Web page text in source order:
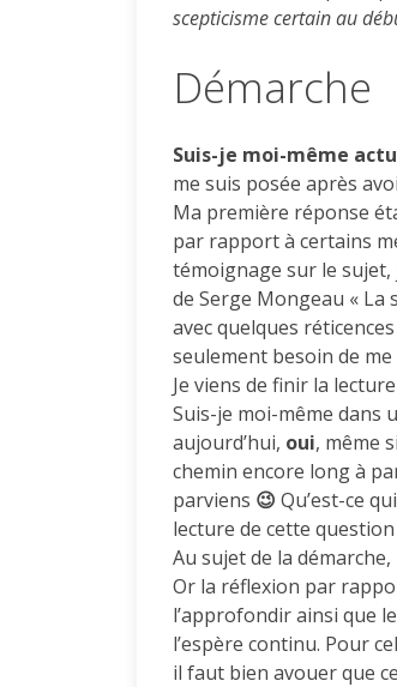
scepticisme certain au
Démarche
Suis-je moi-même
me suis posée après
Ma première réponse
par rapport à certains
témoignage sur le sujet,
de Serge Mongeau « La
avec quelques
seulement besoin de
Je viens de finir la
Suis-je moi-même dans
aujourd’hui, oui, même
chemin encore long à
parviens 😉 Qu’est-ce
lecture de cette
Au sujet de la
Or la réflexion par
l’approfondir ainsi que
l’espère continu. Pour
il faut bien avouer que